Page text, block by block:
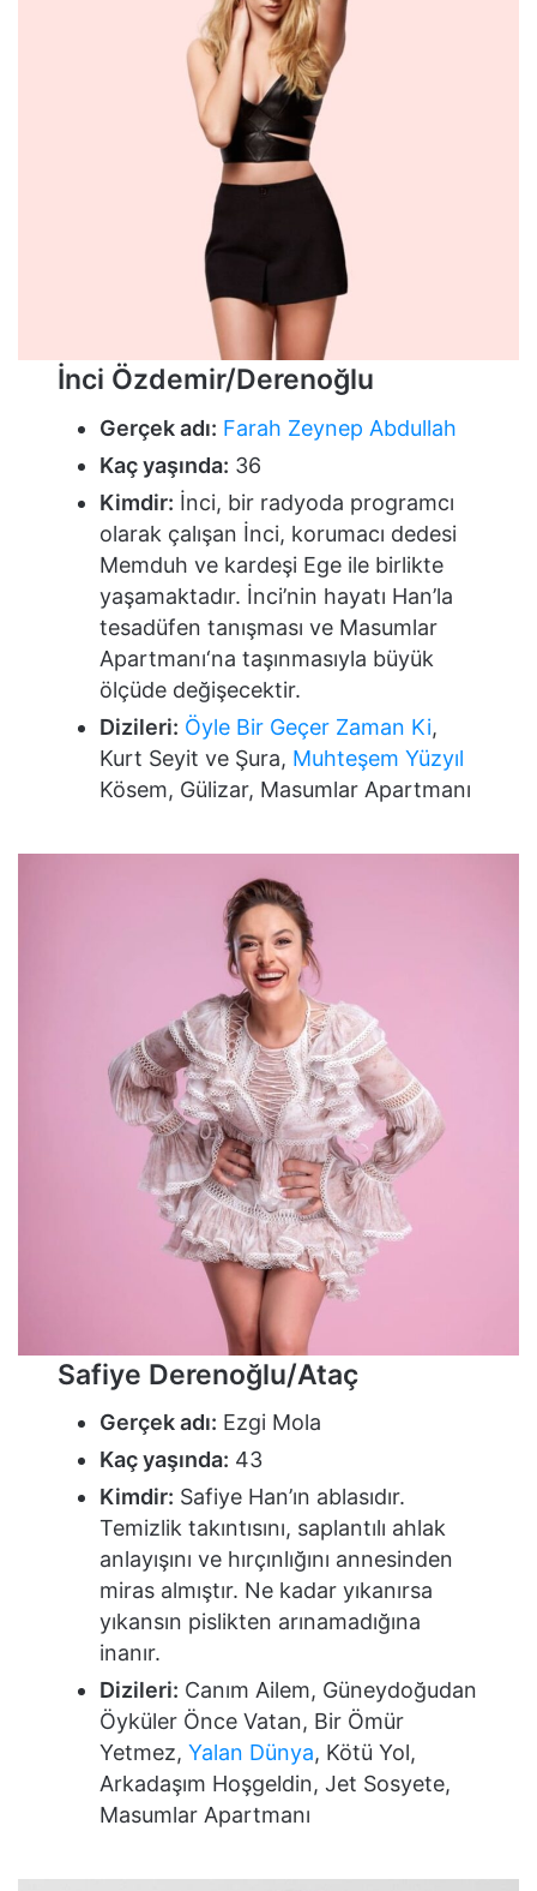
İnci Özdemir/Derenoğlu
Gerçek adı: Farah Zeynep Abdullah
Kaç yaşında: 36
Kimdir: İnci, bir radyoda programcı
olarak çalışan İnci, korumacı dedesi
Memduh ve kardeşi Ege ile birlikte
yaşamaktadır. İnci’nin hayatı Han’la
tesadüfen tanışması ve Masumlar
Apartmanı‘na taşınmasıyla büyük
ölçüde değişecektir.
Dizileri: Öyle Bir Geçer Zaman Ki,
Kurt Seyit ve Şura, Muhteşem Yüzyıl
Kösem, Gülizar, Masumlar Apartmanı
Safiye Derenoğlu/Ataç
Gerçek adı: Ezgi Mola
Kaç yaşında: 43
Kimdir: Safiye Han’ın ablasıdır.
Temizlik takıntısını, saplantılı ahlak
anlayışını ve hırçınlığını annesinden
miras almıştır. Ne kadar yıkanırsa
yıkansın pislikten arınamadığına
inanır.
Dizileri: Canım Ailem, Güneydoğudan
Öyküler Önce Vatan, Bir Ömür
Yetmez,Yalan Dünya, Kötü Yol,
Arkadaşım Hoşgeldin, Jet Sosyete,
Masumlar Apartmanı